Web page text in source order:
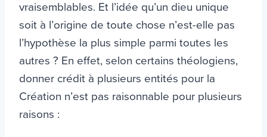
vraisemblables. Et l’idée qu’un dieu unique
soit à l’origine de toute chose n’est-elle pas
l’hypothèse la plus simple parmi toutes les
autres ? En effet, selon certains théologiens,
donner crédit à plusieurs entités pour la
Création n’est pas raisonnable pour plusieurs
raisons :